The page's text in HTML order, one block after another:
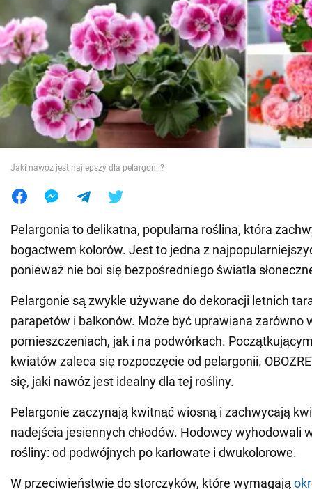
Społeczeństwo
Wojna na Ukrainie
Świat
Jedzenie
Jaki nawóz jest najlepszy dla pelargonii?
Pelargonia to delikatna, popularna roślina, która
bogactwem kolorów. Jest to jedna z
ponieważ nie boi się bezpośredniego światła
Pelargonie są zwykle używane do dekoracji letnich
parapetów i balkonów. Może być uprawiana zarówno
pomieszczeniach, jak i na podwórkach.
kwiatów zaleca się rozpoczęcie od pelargonii.
się, jaki nawóz jest idealny dla tej rośliny.
Pelargonie zaczynają kwitnąć wiosną i zachwycają
nadejścia jesiennych chłodów. Hodowcy wyhodowali
rośliny: od podwójnych po karłowate i dwukolorowe.
W przeciwieństwie do storczyków, które wymagają